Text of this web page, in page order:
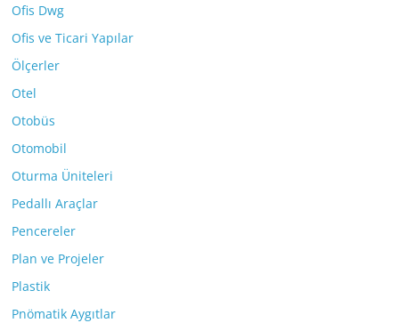
Ofis Dwg
Ofis ve Ticari Yapılar
Ölçerler
Otel
Otobüs
Otomobil
Oturma Üniteleri
Pedallı Araçlar
Pencereler
Plan ve Projeler
Plastik
Pnömatik Aygıtlar